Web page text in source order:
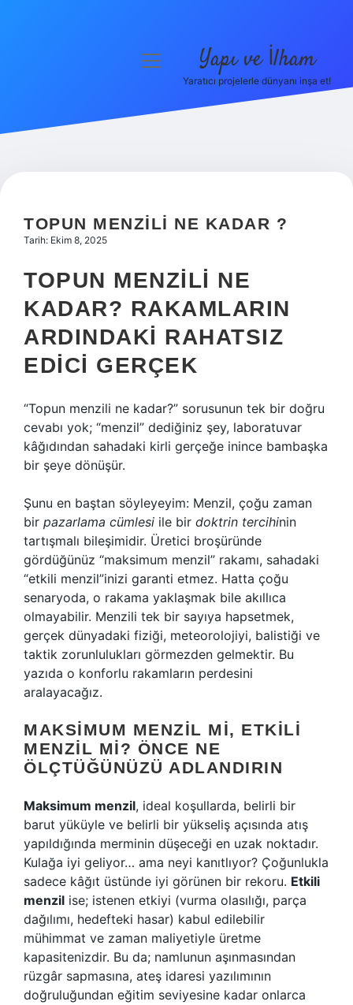
Hakkımızda
menüyü
Yapı ve İlham
Yaratıcı projelerle dünyanı inşa et!
TOPUN MENZILI NE KADAR ?
Tarih: Ekim 8, 2025
TOPUN MENZILI NE
KADAR? RAKAMLARIN
ARDINDAKI RAHATSIZ
EDICI GERÇEK
“Topun menzili ne kadar?” sorusunun tek bir doğru
cevabı yok; “menzil” dediğiniz şey, laboratuvar
kâğıdından sahadaki kirli gerçeğe inince bambaşka
bir şeye dönüşür.
Şunu en baştan söyleyeyim: Menzil, çoğu zaman
bir pazarlama cümlesi ile bir doktrin tercihinin
tartışmalı bileşimidir. Üretici broşüründe
gördüğünüz “maksimum menzil” rakamı, sahadaki
“etkili menzil”inizi garanti etmez. Hatta çoğu
senaryoda, o rakama yaklaşmak bile akıllıca
olmayabilir. Menzili tek bir sayıya hapsetmek,
gerçek dünyadaki fiziği, meteorolojiyi, balistiği ve
taktik zorunlulukları görmezden gelmektir. Bu
yazıda o konforlu rakamların perdesini
aralayacağız.
MAKSIMUM MENZIL MI, ETKILI
MENZIL MI? ÖNCE NE
ÖLÇTÜĞÜNÜZÜ ADLANDIRIN
Maksimum menzil, ideal koşullarda, belirli bir
barut yüküyle ve belirli bir yükseliş açısında atış
yapıldığında merminin düşeceği en uzak noktadır.
Kulağa iyi geliyor… ama neyi kanıtlıyor? Çoğunlukla
sadece kâğıt üstünde iyi görünen bir rekoru. Etkili
menzil ise; istenen etkiyi (vurma olasılığı, parça
dağılımı, hedefteki hasar) kabul edilebilir
mühimmat ve zaman maliyetiyle üretme
kapasitenizdir. Bu da; namlunun aşınmasından
rüzgâr sapmasına, ateş idaresi yazılımının
doğruluğundan eğitim seviyesine kadar onlarca